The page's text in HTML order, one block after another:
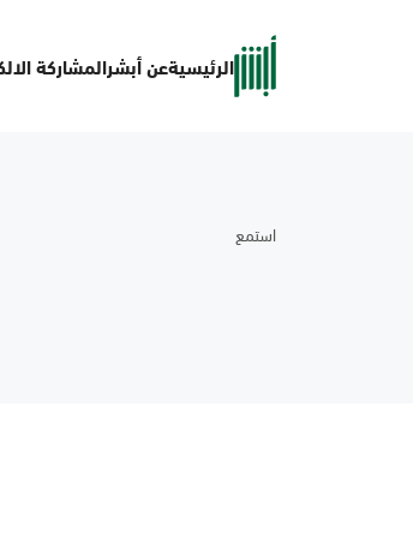
الرئيسيةعن أبشرالمشاركة
استمع